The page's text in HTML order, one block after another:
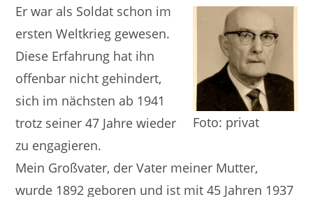
Foto: privat
Er war als Soldat schon im
ersten Weltkrieg gewesen.
Diese Erfahrung hat ihn
offenbar nicht gehindert,
sich im nächsten ab 1941
trotz seiner 47 Jahre wieder
zu engagieren.
Mein Großvater, der Vater meiner Mutter,
wurde 1892 geboren und ist mit 45 Jahren 1937